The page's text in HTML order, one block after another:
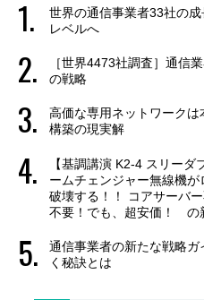
世界の通信事業者33社の
レベルへ
［世界4473社調査］通信
の戦略
高価な専用ネットワーク
構築の現実解
【基調講演 K2-4 スリー
ームチェンジャー無線機
破壊する！！ コアサーバ
不要！でも、超安価！ の
通信事業者の新たな戦略
く秘訣とは